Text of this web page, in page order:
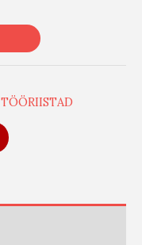
TÖÖRIISTAD